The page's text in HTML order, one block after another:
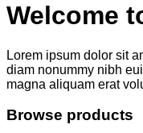
Welcome
Lorem ipsum dolor sit
diam nonummy nibh
magna aliquam erat
Browse products